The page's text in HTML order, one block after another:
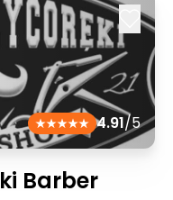
4.91/5
Barber